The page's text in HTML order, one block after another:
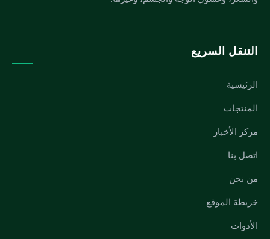
التنقل السريع
الرئيسية
المنتجات
مركز الأخبار
اتصل بنا
من نحن
خريطة الموقع
الأدوات